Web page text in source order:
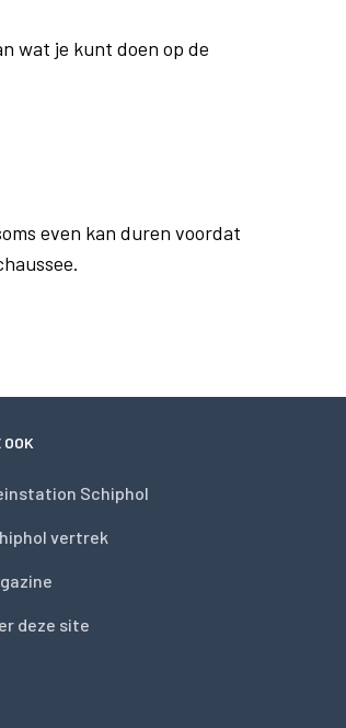
wat je kunt doen op de
even kan duren voordat
OOK
Schiphol
vertrek
deze site